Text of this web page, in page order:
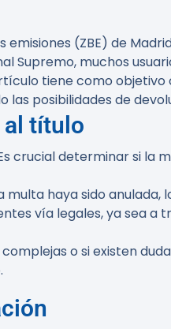
emisiones (ZBE) de
Supremo, muchos
tiene como
las posibilidades de
al título
crucial determinar si la
multa haya sido
vía legales, ya sea
complejas o si existen